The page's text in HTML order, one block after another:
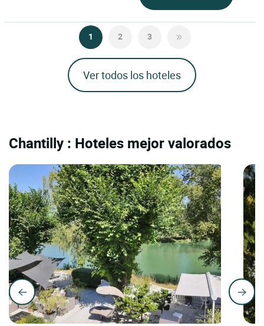
1 2 3
Ver todos los hoteles
Chantilly : Hoteles mejor valorados